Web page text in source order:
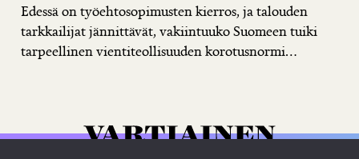
Edessä on työehtosopimusten kierros, ja talouden
tarkkailijat jännittävät, vakiintuuko Suomeen tuiki
tarpeellinen vientiteollisuuden korotusnormi...